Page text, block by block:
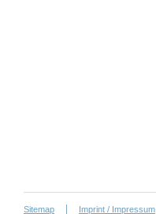
Sitemap Imprint / Impressum